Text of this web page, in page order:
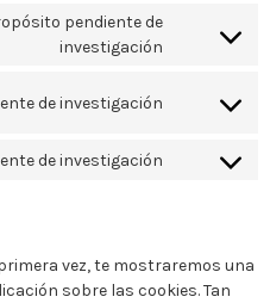
pendiente de
investigación
de investigación
de investigación
vez, te mostraremos una
sobre las cookies. Tan